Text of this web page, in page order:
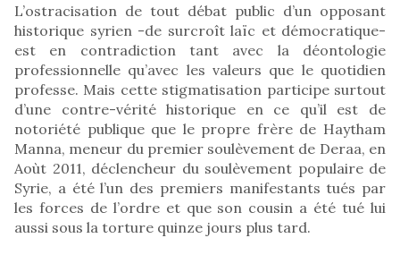
L’ostracisation de tout débat public d’un opposant
historique syrien -de surcroît laïc et démocratique-
est en contradiction tant avec la déontologie
professionnelle qu’avec les valeurs que le quotidien
professe. Mais cette stigmatisation participe surtout
d’une contre-vérité historique en ce qu’il est de
notoriété publique que le propre frère de Haytham
Manna, meneur du premier soulèvement de Deraa, en
Aoùt 2011, déclencheur du soulèvement populaire de
Syrie, a été l’un des premiers manifestants tués par
les forces de l’ordre et que son cousin a été tué lui
aussi sous la torture quinze jours plus tard.